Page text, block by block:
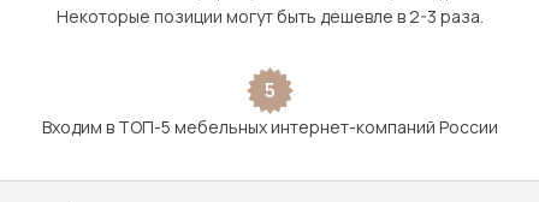
Некоторые позиции могут быть дешевле в 2-3 раза.
5
Входим в ТОП-5 мебельных интернет-компаний России